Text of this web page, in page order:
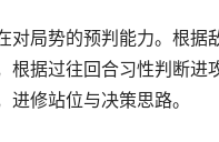
对局势的预判能力。根据
根据过往回合习性判断进
进修站位与决策思路。